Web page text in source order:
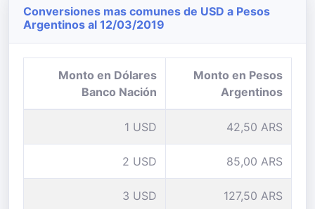
Conversiones mas comunes de USD a Pesos
Argentinos al 12/03/2019
Monto en Dólares
Banco Nación
Monto en Pesos
Argentinos
1 USD 42,50 ARS
2 USD 85,00 ARS
3 USD 127,50 ARS